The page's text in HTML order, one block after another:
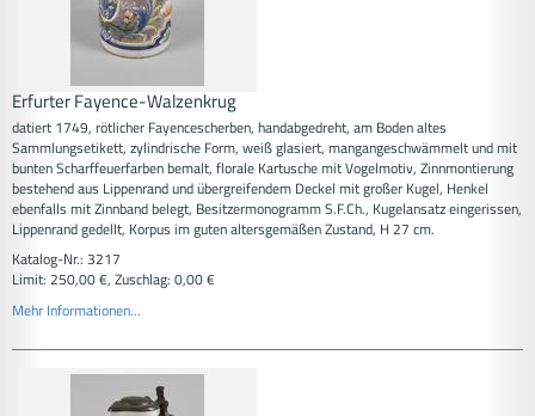
Erfurter Fayence-Walzenkrug
datiert 1749, rötlicher Fayencescherben, handabgedreht, am Boden altes
Sammlungsetikett, zylindrische Form, weiß glasiert, mangangeschwämmelt und mit
bunten Scharffeuerfarben bemalt, florale Kartusche mit Vogelmotiv, Zinnmontierung
bestehend aus Lippenrand und übergreifendem Deckel mit großer Kugel, Henkel
ebenfalls mit Zinnband belegt, Besitzermonogramm S.F.Ch., Kugelansatz eingerissen,
Lippenrand gedellt, Korpus im guten altersgemäßen Zustand, H 27 cm.
Katalog-Nr.: 3217
Limit: 250,00 €, Zuschlag: 0,00 €
Mehr Informationen...